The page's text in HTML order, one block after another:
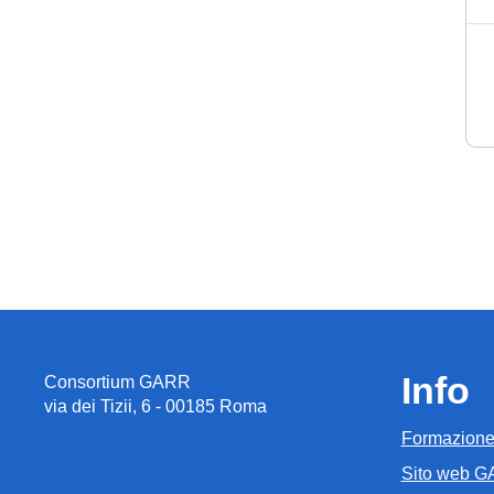
Consortium GARR
via dei Tizii, 6 - 00185 Roma
Info
Sito web